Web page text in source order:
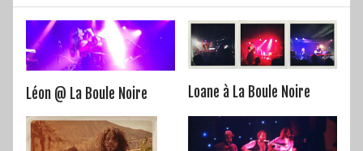
Léon @ La Boule Noire Loane à La Boule Noire